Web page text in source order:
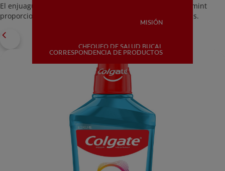
CHEQUEO DE SALUD BUCAL
CORRESPONDENCIA DE PRODUCTOS
PARA PROFESIONALES
MISIÓN
CHEQUEO DE SALUD BUCAL
CORRESPONDENCIA DE PRODUCTOS
El enjuague bucal sin alcohol Colgate Total sabor Peppermint
proporciona 24 horas de protección** contra las bacterias.